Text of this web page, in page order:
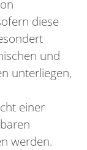
diese
und
unterliegen,
einer
werden.